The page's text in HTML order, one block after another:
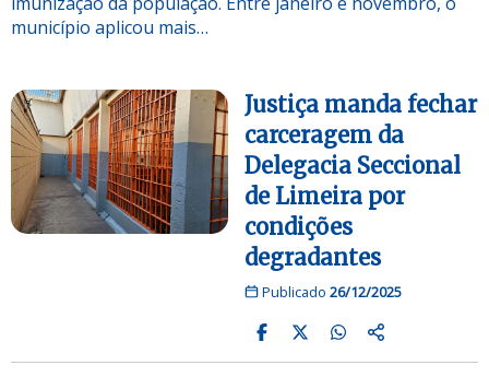
município aplicou mais…
Justiça manda fechar
carceragem da
Delegacia Seccional
de Limeira por
condições
degradantes
Publicado 26/12/2025